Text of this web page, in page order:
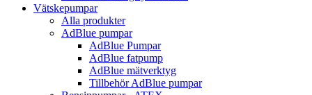
Vätskepumpar
Alla produkter
AdBlue pumpar
AdBlue Pumpar
AdBlue fatpump
AdBlue mätverktyg
Tillbehör AdBlue pumpar